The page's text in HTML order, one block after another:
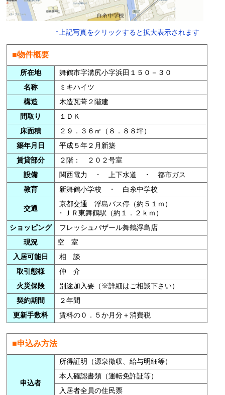
↑上記写真をクリックすると拡大表示されます
■物件概要
所在地
舞鶴市字溝尻小字浜田１５０－３０
名称
ミキハイツ
構造
木造瓦葺２階建
間取り
１ＤＫ
床面積
２９．３６㎡（８．８８坪）
築年月日
平成５年２月新築
賃貸部分
２階： ２０２号室
設備
関西電力 ・ 上下水道 ・ 都市ガス
教育
新舞鶴小学校 ・ 白糸中学校
交通
京都交通 浮島バス停（約５１ｍ）
・ＪＲ東舞鶴駅（約１．２ｋｍ）
ショッピング
フレッシュバザール舞鶴浮島店
現況
空 室
入居可能日
相 談
取引態様
仲 介
火災保険
別途加入要（※詳細はご相談下さい）
契約期間
２年間
更新手数料
賃料の０．５か月分＋消費税
■申込み方法
申込者
所得証明（源泉徴収、給与明細等）
本人確認書類（運転免許証等）
入居者全員の住民票